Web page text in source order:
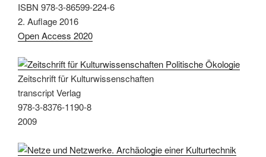
ISBN 978-3-86599-224-6
2. Auflage 2016
Open Access 2020
Zeitschrift für Kulturwissenschaften
transcript Verlag
978-3-8376-1190-8
2009